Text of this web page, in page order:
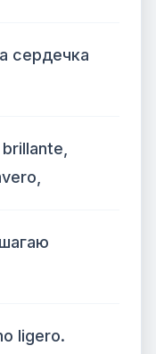
сердечка
ligero.